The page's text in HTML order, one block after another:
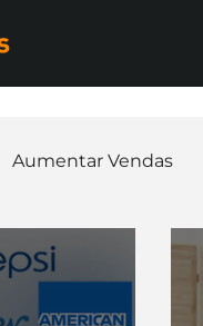
Aumentar Vendas
Freelancer